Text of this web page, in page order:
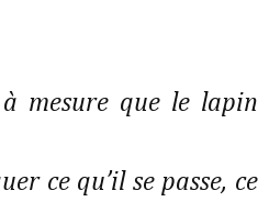
mesure que le lapin
ce qu’il se passe, ce